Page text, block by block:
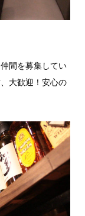
間を募集してい
大歓迎！安心の